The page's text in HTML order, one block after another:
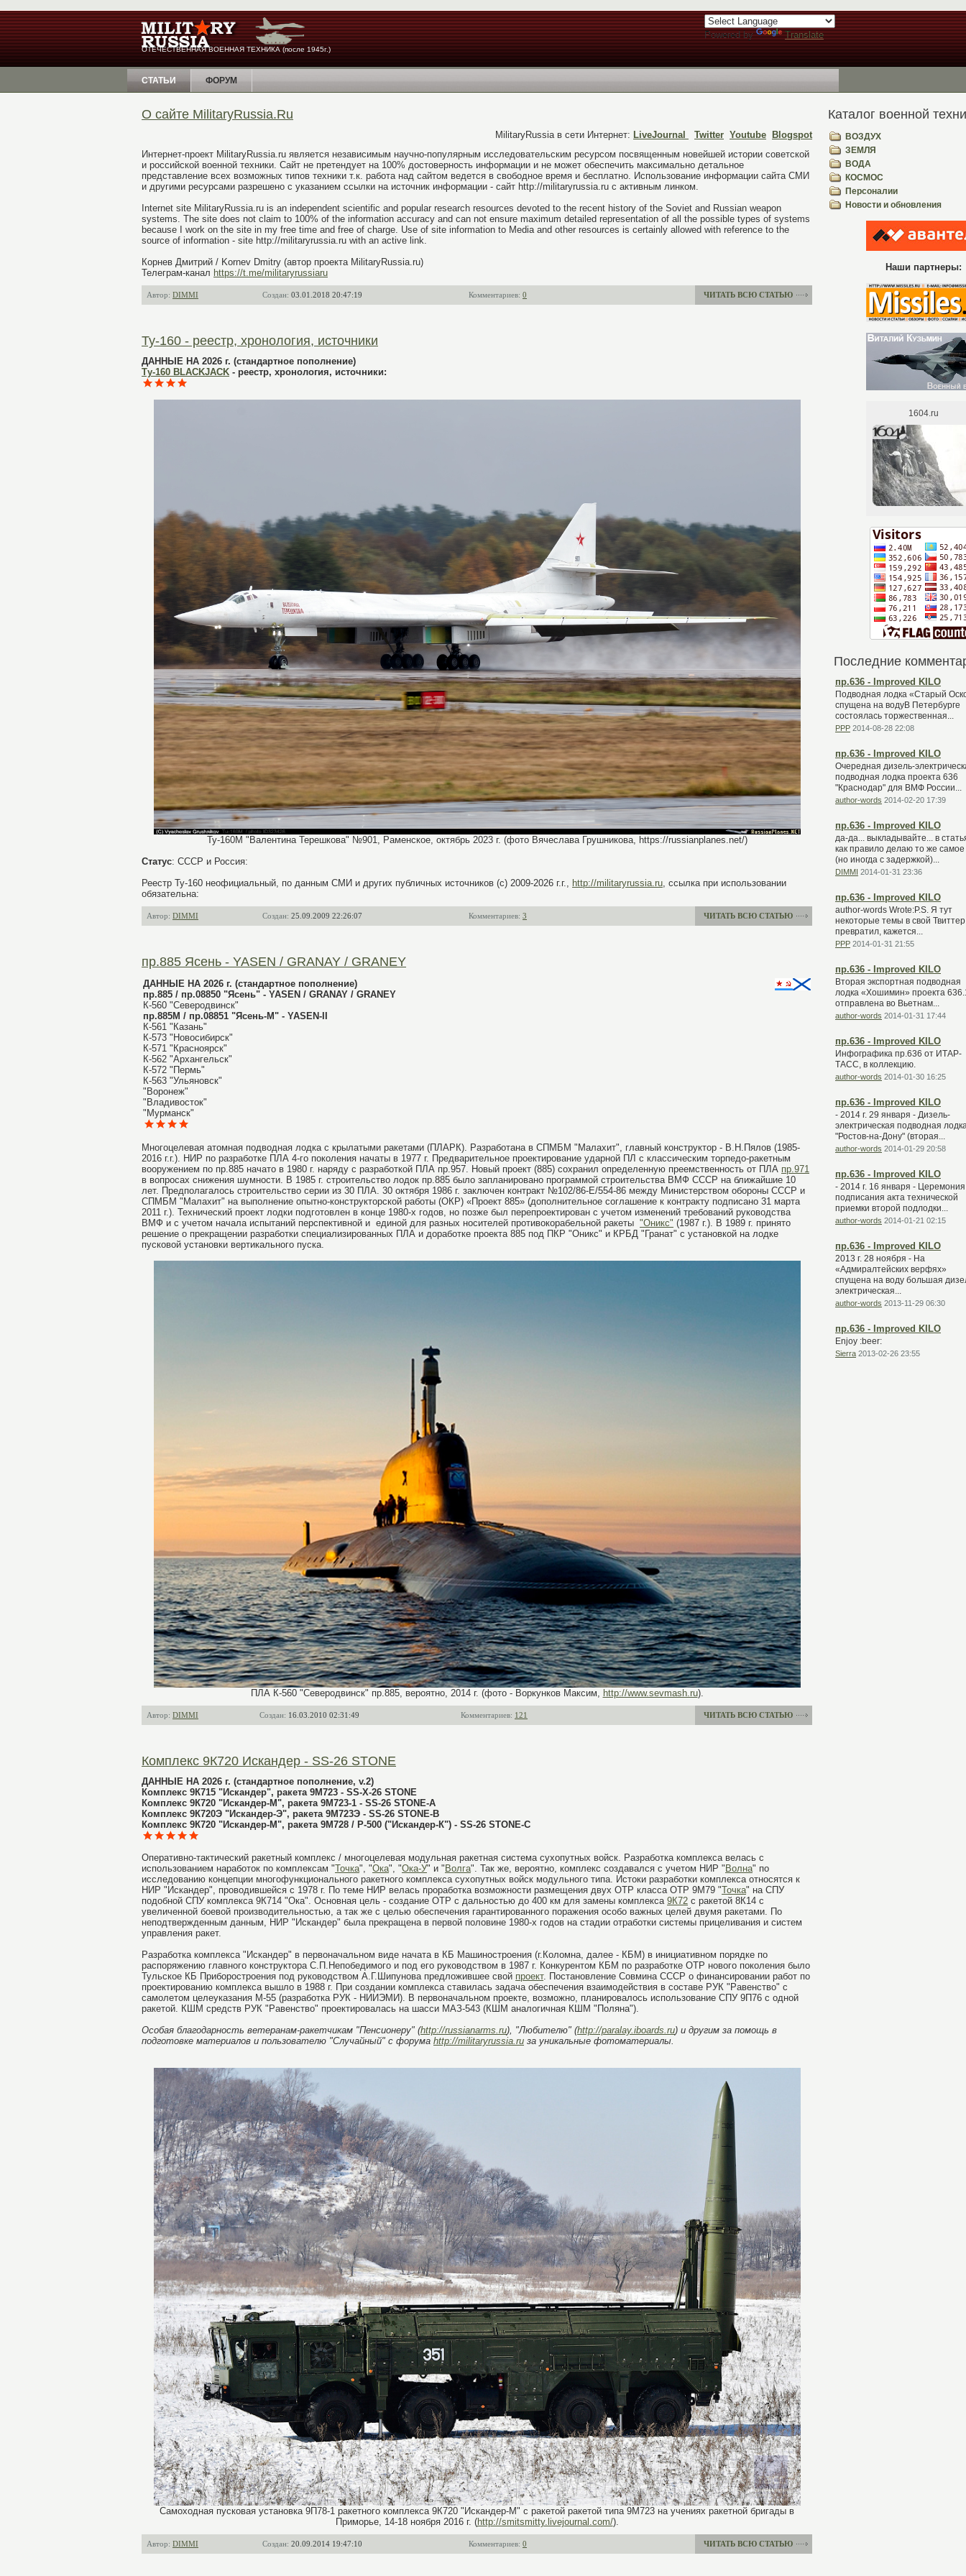
Powered by Translate
ОТЕЧЕСТВЕННАЯ ВОЕННАЯ ТЕХНИКА (после 1945г.)
СТАТЬИ ФОРУМ
О сайте MilitaryRussia.Ru
MilitaryRussia в сети Интернет: LiveJournal Twitter Youtube
Blogspot
Интернет-проект MilitaryRussia.ru является независимым научно-популярным исследовательским ресурсом посвященным новейшей истории советской
и российской военной техники. Сайт не претендует на 100% достоверность информации и не может обеспечить максимально детальное
представление всех возможных типов техники т.к. работа над сайтом ведется в свободное время и бесплатно. Использование информации сайта СМИ
и другими ресурсами разрешено с указанием ссылки на источник информации - сайт http://militaryrussia.ru с активным линком.
Internet site MilitaryRussia.ru is an independent scientific and popular research resources devoted to the recent history of the Soviet and Russian weapon
systems. The site does not claim to 100% of the information accuracy and can not ensure maximum detailed representation of all the possible types of systems
because I work on the site in my free time and free of charge. Use of site information to Media and other resources is certainly allowed with reference to the
source of information - site http://militaryrussia.ru with an active link.
Корнев Дмитрий / Kornev Dmitry (автор проекта MilitaryRussia.ru)
Телеграм-канал https://t.me/militaryrussiaru
Автор: DIMMI Создан: 03.01.2018 20:47:19 Комментариев: 0 ЧИТАТЬ ВСЮ СТАТЬЮ
Ту-160 - реестр, хронология, источники
ДАННЫЕ НА 2026 г. (стандартное пополнение)
Ту-160 BLACKJACK - реестр, хронология, источники:
Ту-160М "Валентина Терешкова" №901, Раменское, октябрь 2023 г. (фото Вячеслава Грушникова, https://russianplanes.net/)
Статус: СССР и Россия:
Реестр Ту-160 неофициальный, по данным СМИ и других публичных источников (с) 2009-2026 г.г., http://militaryrussia.ru, ссылка при использовании
обязательна:
Автор: DIMMI Создан: 25.09.2009 22:26:07 Комментариев: 3 ЧИТАТЬ ВСЮ СТАТЬЮ
пр.885 Ясень - YASEN / GRANAY / GRANEY
ДАННЫЕ НА 2026 г. (стандартное пополнение)
пр.885 / пр.08850 "Ясень" - YASEN / GRANAY / GRANEY
К-560 "Северодвинск"
пр.885М / пр.08851 "Ясень-М" - YASEN-II
К-561 "Казань"
К-573 "Новосибирск"
К-571 "Красноярск"
К-562 "Архангельск"
К-572 "Пермь"
К-563 "Ульяновск"
"Воронеж"
"Владивосток"
"Мурманск"
Многоцелевая атомная подводная лодка с крылатыми ракетами (ПЛАРК). Разработана в СПМБМ "Малахит", главный конструктор - В.Н.Пялов (1985-
2016 г.г.). НИР по разработке ПЛА 4-го поколения начаты в 1977 г. Предварительное проектирование ударной ПЛ с классическим торпедо-ракетным
вооружением по пр.885 начато в 1980 г. наряду с разработкой ПЛА пр.957. Новый проект (885) сохранил определенную преемственность от ПЛА пр.971
в вопросах снижения шумности. В 1985 г. строительство лодок пр.885 было запланировано программой строительства ВМФ СССР на ближайшие 10
лет. Предполагалось строительство серии из 30 ПЛА. 30 октября 1986 г. заключен контракт №102/86-Е/554-86 между Министерством обороны СССР и
СПМБМ "Малахит" на выполнение опытно-конструкторской работы (ОКР) «Проект 885» (дополнительное соглашение к контракту подписано 31 марта
2011 г.). Технический проект лодки подготовлен в конце 1980-х годов, но позже был перепроектирован с учетом изменений требований руководства
ВМФ и с учетом начала испытаний перспективной и единой для разных носителей противокорабельной ракеты "Оникс" (1987 г.). В 1989 г. принято
решение о прекращении разработки специализированных ПЛА и доработке проекта 885 под ПКР "Оникс" и КРБД "Гранат" с установкой на лодке
пусковой установки вертикального пуска.
ПЛА К-560 "Северодвинск" пр.885, вероятно, 2014 г. (фото - Воркунков Максим, http://www.sevmash.ru).
Автор: DIMMI Создан: 16.03.2010 02:31:49 Комментариев: 121 ЧИТАТЬ ВСЮ СТАТЬЮ
Комплекс 9К720 Искандер - SS-26 STONE
ДАННЫЕ НА 2026 г. (стандартное пополнение, v.2)
Комплекс 9К715 "Искандер", ракета 9М723 - SS-X-26 STONE
Комплекс 9К720 "Искандер-М", ракета 9М723-1 - SS-26 STONE-A
Комплекс 9К720Э "Искандер-Э", ракета 9М723Э - SS-26 STONE-B
Комплекс 9К720 "Искандер-М", ракета 9М728 / Р-500 ("Искандер-К") - SS-26 STONE-С
Оперативно-тактический ракетный комплекс / многоцелевая модульная ракетная система сухопутных войск. Разработка комплекса велась с
использованием наработок по комплексам "Точка", "Ока", "Ока-У" и " Волга". Так же, вероятно, комплекс создавался с учетом НИР " Волна" по
исследованию концепции многофункционального ракетного комплекса сухопутных войск модульного типа. Истоки разработки комплекса относятся к
НИР "Искандер", проводившейся с 1978 г. По теме НИР велась проработка возможности размещения двух ОТР класса ОТР 9М79 "Точка" на СПУ
подобной СПУ комплекса 9К714 "Ока". Основная цель - создание ОТР с дальностью до 400 км для замены комплекса 9К72 с ракетой 8К14 с
увеличенной боевой производительностью, а так же с целью обеспечения гарантированного поражения особо важных целей двумя ракетами. По
неподтвержденным данным, НИР "Искандер" была прекращена в первой половине 1980-х годов на стадии отработки системы прицеливания и систем
управления ракет.
Разработка комплекса "Искандер" в первоначальном виде начата в КБ Машиностроения (г.Коломна, далее - КБМ) в инициативном порядке по
распоряжению главного конструктора С.П.Непобедимого и под его руководством в 1987 г. Конкурентом КБМ по разработке ОТР нового поколения было
Тульское КБ Приборостроения под руководством А.Г.Шипунова предложившее свой проект. Постановление Совмина СССР о финансировании работ по
проектированию комплекса вышло в 1988 г. При создании комплекса ставилась задача обеспечения взаимодействия в составе РУК "Равенство" с
самолетом целеуказания М-55 (разработка РУК - НИИЭМИ). В первоначальном проекте, возможно, планировалось использование СПУ 9П76 с одной
ракетой. КШМ средств РУК "Равенство" проектировалась на шасси МАЗ-543 (КШМ аналогичная КШМ "Поляна").
Особая благодарность ветеранам-ракетчикам "Пенсионеру" (http://russianarms.ru), "Любителю" (http://paralay.iboards.ru) и другим за помощь в
подготовке материалов и пользователю "Случайный" с форума http://militaryrussia.ru за уникальные фотоматериалы.
Самоходная пусковая установка 9П78-1 ракетного комплекса 9К720 "Искандер-М" с ракетой ракетой типа 9М723 на учениях ракетной бригады в
Приморье, 14-18 ноября 2016 г. (http://smitsmitty.livejournal.com/).
Автор: DIMMI Создан: 20.09.2014 19:47:10 Комментариев: 0 ЧИТАТЬ ВСЮ СТАТЬЮ
Каталог военной
ВОЗДУХ
ЗЕМЛЯ
ВОДА
КОСМОС
Персоналии
Новости и обновления
Наши партнеры:
Последние
пр.636 - Improved KILO
Подводная лодка «Старый
спущена на водуВ Петербурге
состоялась торжественная...
PPP 2014-08-28 22:08
пр.636 - Improved KILO
Очередная дизель-
подводная лодка проекта 636
"Краснодар" для ВМФ России...
author-words 2014-02-20 17:39
пр.636 - Improved KILO
да-да... выкладывайте... в
как правило делаю то же самое
(но иногда с задержкой)...
DIMMI 2014-01-31 23:36
пр.636 - Improved KILO
author-words Wrote:P.S. Я тут
некоторые темы в свой Твиттер
превратил, кажется...
PPP 2014-01-31 21:55
пр.636 - Improved KILO
Вторая экспортная подводная
лодка «Хошимин» проекта
отправлена во Вьетнам...
author-words 2014-01-31 17:44
пр.636 - Improved KILO
Инфографика пр.636 от ИТАР-
ТАСС, в коллекцию.
author-words 2014-01-30 16:25
пр.636 - Improved KILO
- 2014 г. 29 января - Дизель-
электрическая подводная
"Ростов-на-Дону" (вторая...
author-words 2014-01-29 20:58
пр.636 - Improved KILO
- 2014 г. 16 января - Церемония
подписания акта технической
приемки второй подлодки...
author-words 2014-01-21 02:15
пр.636 - Improved KILO
2013 г. 28 ноября - На
«Адмиралтейских верфях»
спущена на воду большая
электрическая...
author-words 2013-11-29 06:30
пр.636 - Improved KILO
Enjoy :beer:
Sierra 2013-02-26 23:55